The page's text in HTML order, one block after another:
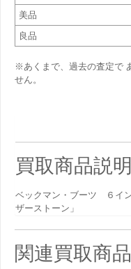
美品
良品
※あくまで、過去の査定で
せん。
買取商品説明
ベックマン・ブーツ ６イ
ザーストーン」
関連買取商品